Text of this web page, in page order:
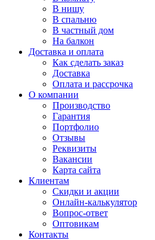
В нишу
В спальню
В частный дом
На балкон
Доставка и оплата
Как сделать заказ
Доставка
Оплата и рассрочка
О компании
Производство
Гарантия
Портфолио
Отзывы
Реквизиты
Вакансии
Карта сайта
Клиентам
Скидки и акции
Онлайн-калькулятор
Вопрос-ответ
Оптовикам
Контакты